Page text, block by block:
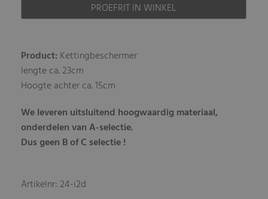
PROEFRIT IN WINKEL
Product: Kettingbeschermer
lengte ca. 23cm
Hoogte achter ca. 15cm
We leveren uitsluitend hoogwaardig materiaal,
onderdelen van A-selectie.
Dus geen B of C selectie !
Artikelnr: 24-i2d